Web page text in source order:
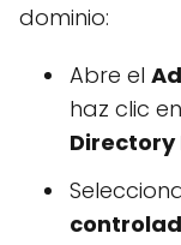
dominio:
Abre el
haz clic en
Directory